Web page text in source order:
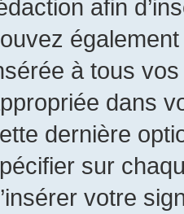
afin
à tous
dans
dernière
sur
votre